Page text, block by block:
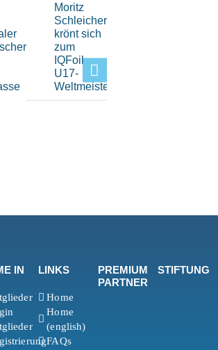
Moritz
Schleicher
krönt sich
zum
IQFoil
U17-
Weltmeister
IN LINKS
Home
Home
(english)
FAQs
PREMIUM
PARTNER
STIFTUNG